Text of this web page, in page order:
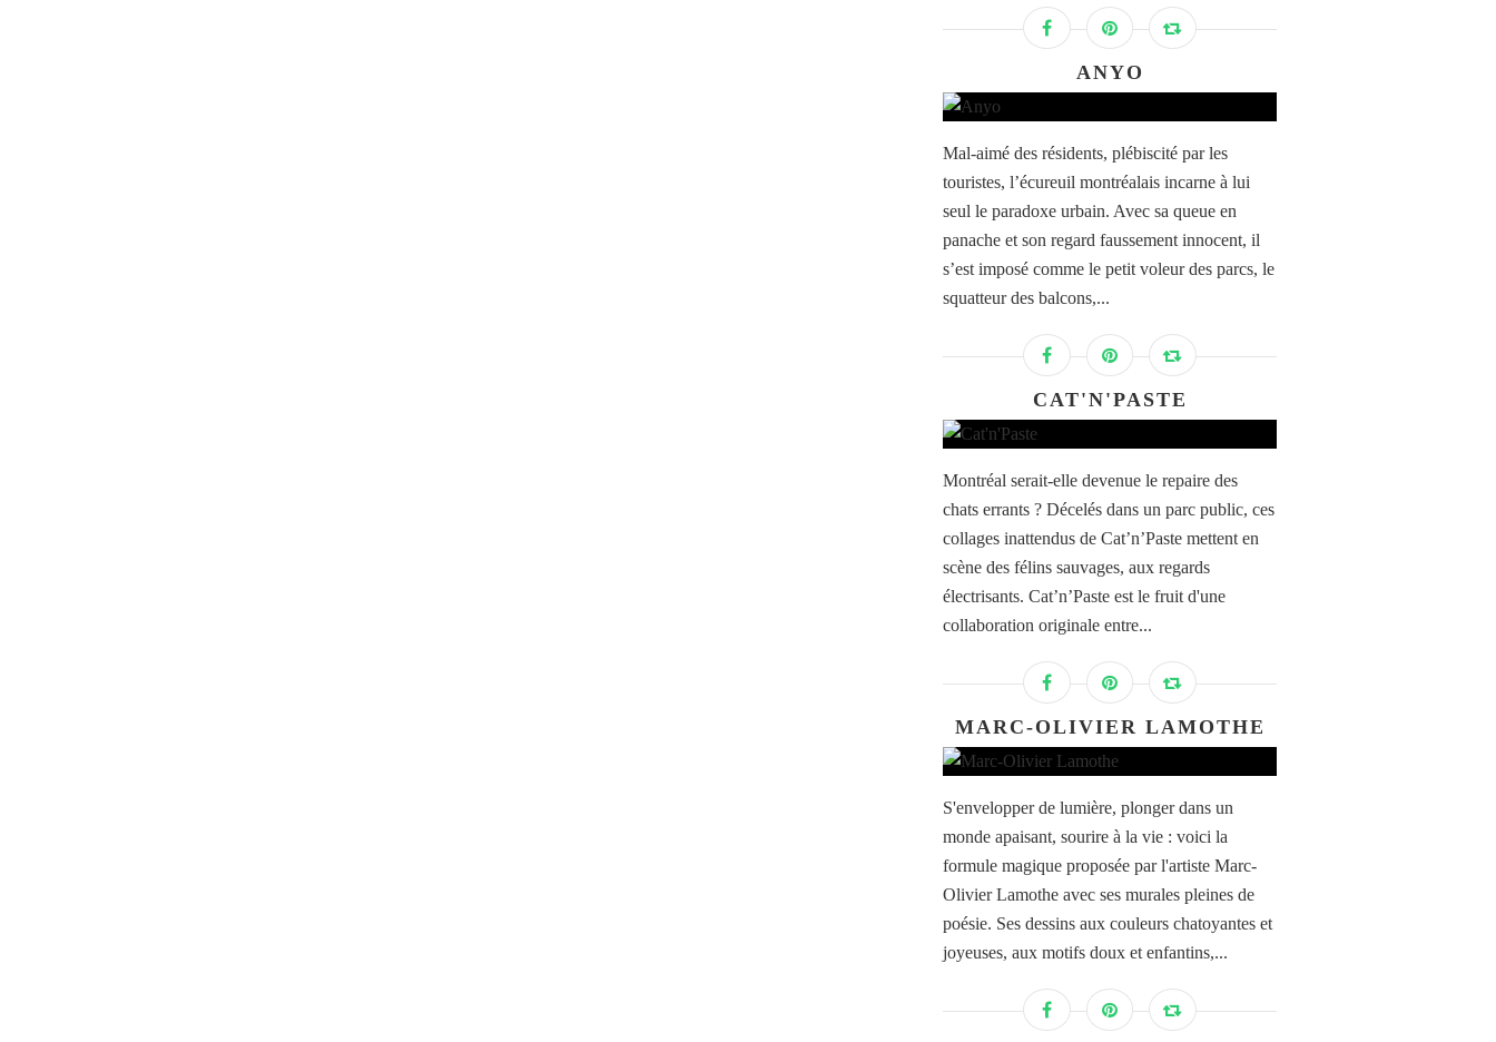
ANYO
Mal-aimé des résidents, plébiscité par les
touristes, l’écureuil montréalais incarne à lui
seul le paradoxe urbain. Avec sa queue en
panache et son regard faussement innocent, il
s’est imposé comme le petit voleur des parcs, le
squatteur des balcons,...
CAT'N'PASTE
Montréal serait-elle devenue le repaire des
chats errants ? Décelés dans un parc public, ces
collages inattendus de Cat’n’Paste mettent en
scène des félins sauvages, aux regards
électrisants. Cat’n’Paste est le fruit d'une
collaboration originale entre...
MARC-OLIVIER LAMOTHE
S'envelopper de lumière, plonger dans un
monde apaisant, sourire à la vie : voici la
formule magique proposée par l'artiste Marc-
Olivier Lamothe avec ses murales pleines de
poésie. Ses dessins aux couleurs chatoyantes et
joyeuses, aux motifs doux et enfantins,...